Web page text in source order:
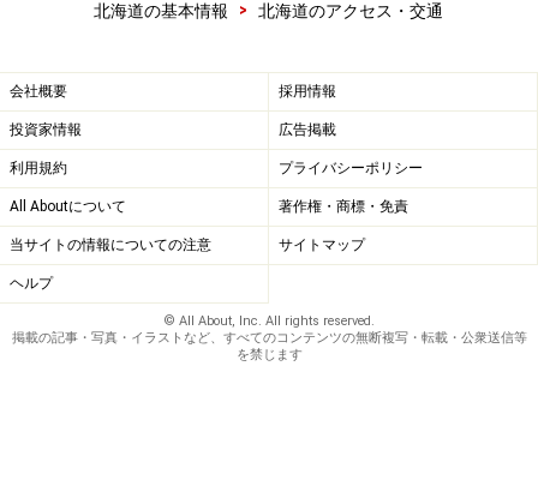
北海道の基本情報
> 北海道のアクセス・交通
会社概要 採用情報
投資家情報 広告掲載
利用規約 プライバシーポリシー
All Aboutについて 著作権・商標・免責
当サイトの情報についての注意 サイトマップ
ヘルプ
© All About, Inc. All rights reserved.
掲載の記事・写真・イラストなど、すべてのコンテンツの無断複写・転載・公衆送信等
を禁じます